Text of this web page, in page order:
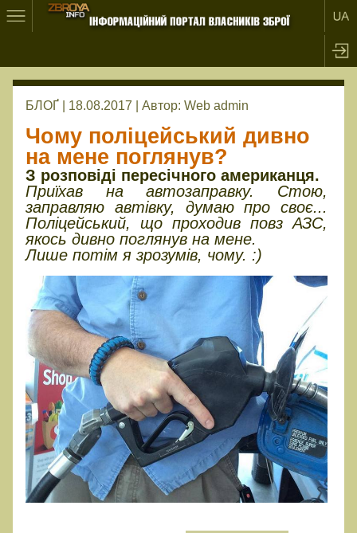
БЛОҐ | 18.08.2017 | Автор: Web admin
Чому поліцейський дивно
на мене поглянув?
З розповіді пересічного американця.
Приїхав на автозаправку. Стою,
заправляю автівку, думаю про своє...
Поліцейський, що проходив повз АЗС,
якось дивно поглянув на мене.
Лише потім я зрозумів, чому. :)